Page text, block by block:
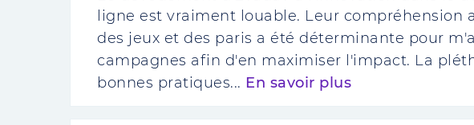
ligne est vraiment louable. Leur compréhension
des jeux et des paris a été déterminante pour
campagnes afin d'en maximiser l'impact. La
bonnes pratiques... En savoir plus